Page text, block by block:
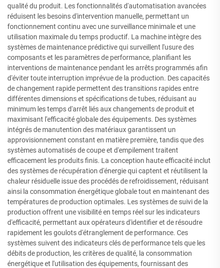
qualité du produit. Les fonctionnalités d'automatisation avancées
réduisent les besoins d'intervention manuelle, permettant un
fonctionnement continu avec une surveillance minimale et une
utilisation maximale du temps productif. La machine intègre des
systèmes de maintenance prédictive qui surveillent l'usure des
composants et les paramètres de performance, planifiant les
interventions de maintenance pendant les arrêts programmés afin
d'éviter toute interruption imprévue de la production. Des capacités
de changement rapide permettent des transitions rapides entre
différentes dimensions et spécifications de tubes, réduisant au
minimum les temps d'arrêt liés aux changements de produit et
maximisant l'efficacité globale des équipements. Des systèmes
intégrés de manutention des matériaux garantissent un
approvisionnement constant en matière première, tandis que des
systèmes automatisés de coupe et d'empilement traitent
efficacement les produits finis. La conception haute efficacité inclut
des systèmes de récupération d'énergie qui captent et réutilisent la
chaleur résiduelle issue des procédés de refroidissement, réduisant
ainsi la consommation énergétique globale tout en maintenant des
températures de production optimales. Les systèmes de suivi de la
production offrent une visibilité en temps réel sur les indicateurs
d'efficacité, permettant aux opérateurs d'identifier et de résoudre
rapidement les goulots d'étranglement de performance. Ces
systèmes suivent des indicateurs clés de performance tels que les
débits de production, les critères de qualité, la consommation
énergétique et l'utilisation des équipements, fournissant des